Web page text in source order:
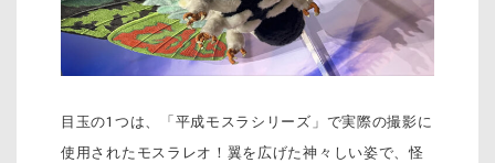
目玉の1つは、「平成モスラシリーズ」で実際の撮影に
使用されたモスラレオ！翼を広げた神々しい姿で、怪